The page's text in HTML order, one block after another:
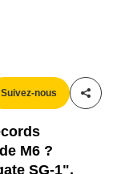
Suivez-nous
M6 ?
SG-1",